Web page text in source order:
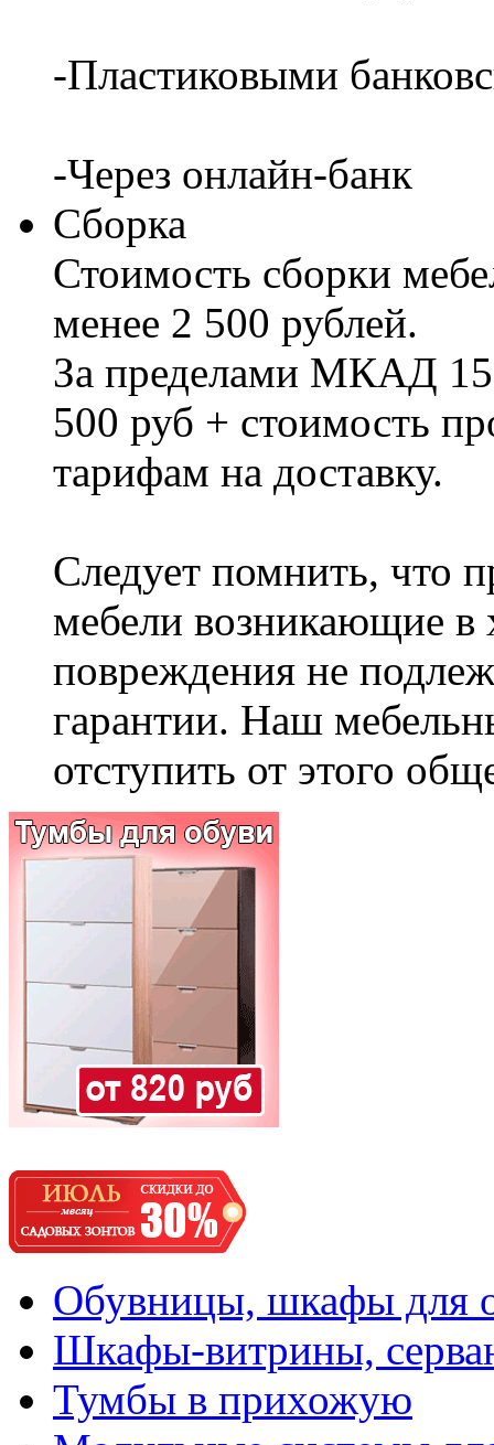
-Пластиковыми
-Через онлайн-банк
Сборка
Стоимость сборки
менее 2 500 рублей.
За пределами МКАД
500 руб + стоимость
тарифам на доставку.
Следует помнить, что
мебели возникающие в
повреждения не
гарантии. Наш
отступить от этого
Обувницы, шкафы для
Шкафы-витрины,
Тумбы в прихожую